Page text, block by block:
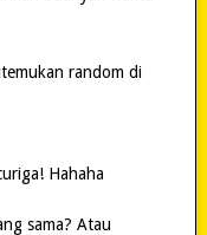
random di
Hahaha
sama? Atau